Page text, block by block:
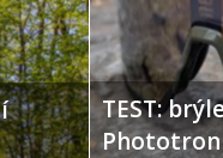
TEST: